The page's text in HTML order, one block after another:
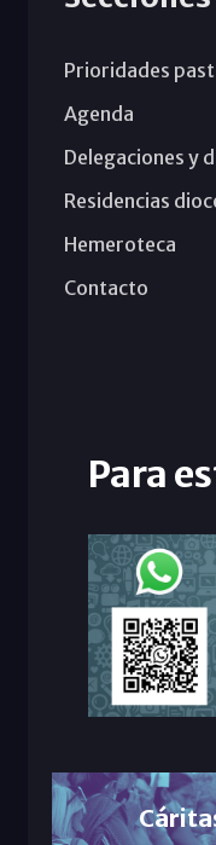
Prioridades
Agenda
Delegaciones y
Residencias
Hemeroteca
Contacto
Para